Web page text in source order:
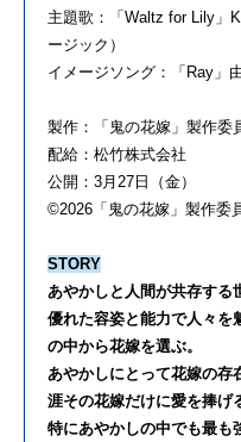
主題歌：「Waltz for Lily 」
ージック）
イメージソング：「Ray 」
製作：「鬼の花嫁」製作委
配給：松竹株式会社
公開： 3 月 27日（金）
©2026 「鬼の花嫁」製作委
STORY
あやかしと人間が共存する
優れた容姿と能力で人々を
の中から花嫁を選ぶ。
あやかしにとって花嫁の存
涯その花嫁だけに愛を捧げ
特にあやかしの中でも最も